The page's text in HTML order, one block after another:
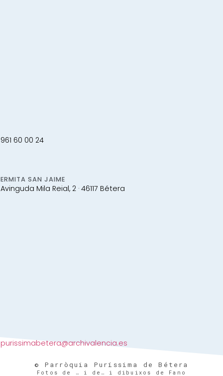
961 60 00 24
ERMITA SAN JAIME
Avinguda Mila Reial, 2 · 46117 Bétera
purissimabetera@archivalencia.es
© Parròquia Puríssima de Bétera
Fotos de … i de… i dibuixos de Fano